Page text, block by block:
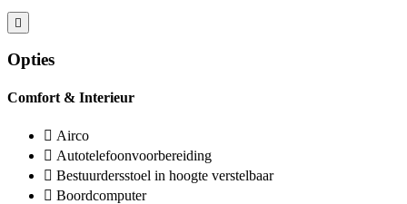
Opties
Comfort & Interieur
Airco
Autotelefoonvoorbereiding
Bestuurdersstoel in hoogte verstelbaar
Boordcomputer